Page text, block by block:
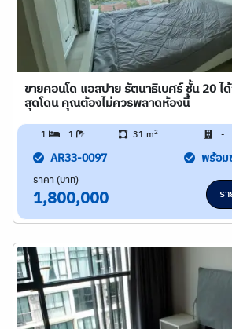
ขายคอนโด แอสปาย รัตนาธิเบศร์ ชั้น 20 ไ
สุดโดน คุณต้องไม่ควรพลาดห้องนี้
1 1 31 m2 -
AR33-0097 พร้อม
ราคา (บาท)
1,800,000 ร